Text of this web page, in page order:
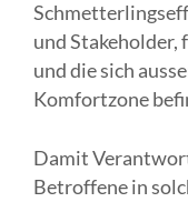
und Stakeholder,
und die sich
Komfortzone
Damit
Betroffene in